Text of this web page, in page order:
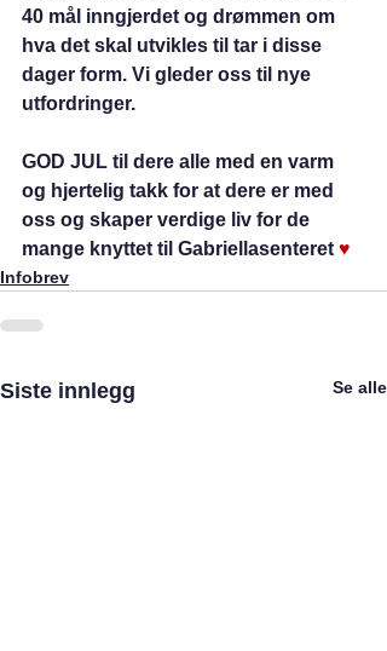
40 mål inngjerdet og drømmen om
hva det skal utvikles til tar i disse
dager form. Vi gleder oss til nye
utfordringer.
GOD JUL til dere alle med en varm
og hjertelig takk for at dere er med
oss og skaper verdige liv for de
mange knyttet til Gabriellasenteret ♥
Infobrev
Siste innlegg Se alle